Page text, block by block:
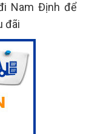
Nam Định để
đãi